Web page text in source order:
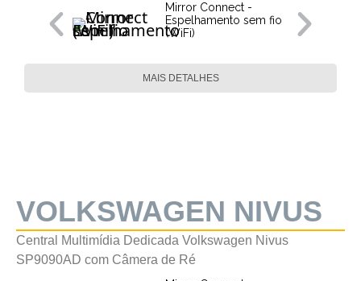
Mirror Connect -
Espelhamento sem fio
(WiFi)
MAIS DETALHES
VOLKSWAGEN NIVUS
Central Multimídia Dedicada Volkswagen Nivus
SP9090AD com Câmera de Ré